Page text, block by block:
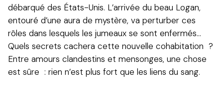
débarqué des États-Unis. L’arrivée du beau Logan,
entouré d’une aura de mystère, va perturber ces
rôles dans lesquels les jumeaux se sont enfermés…
Quels secrets cachera cette nouvelle cohabitation ?
Entre amours clandestins et mensonges, une chose
est sûre : rien n’est plus fort que les liens du sang.